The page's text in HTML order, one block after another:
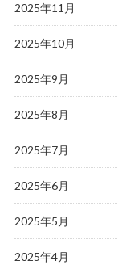
2025年11月
2025年10月
2025年9月
2025年8月
2025年7月
2025年6月
2025年5月
2025年4月